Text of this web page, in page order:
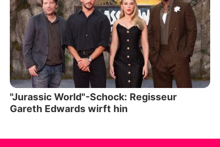
"Jurassic World"-Schock: Regisseur
Gareth Edwards wirft hin